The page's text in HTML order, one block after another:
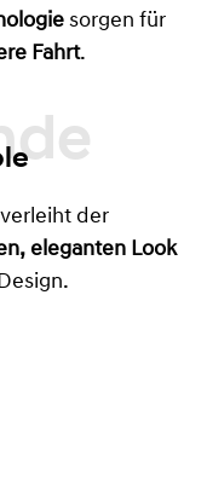
sorgen für
Fahrt.
verleiht der
eleganten Look